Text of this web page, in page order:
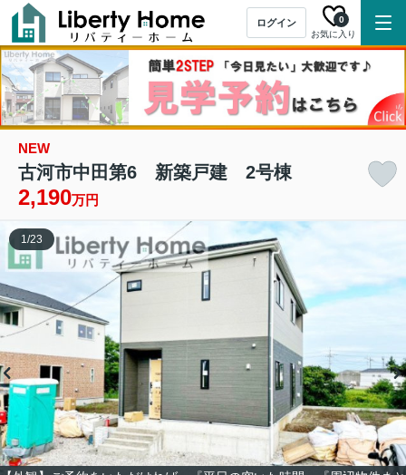
ログイン
お気に入り
0
NEW
古河市中田第6 新築戸建 2号棟
2,190万円
1 /23